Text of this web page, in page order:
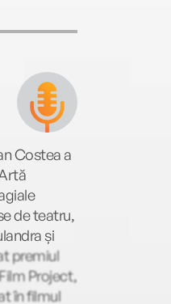
Costea a
de teatru,
și
premiul
Project,
în filmul